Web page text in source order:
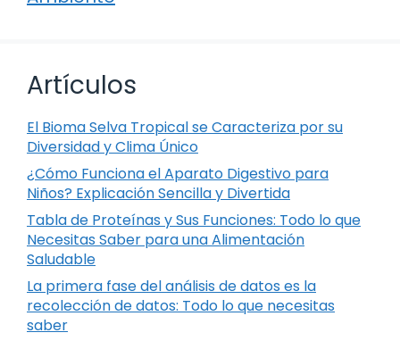
Artículos
El Bioma Selva Tropical se Caracteriza por su
Diversidad y Clima Único
¿Cómo Funciona el Aparato Digestivo para
Niños? Explicación Sencilla y Divertida
Tabla de Proteínas y Sus Funciones: Todo lo que
Necesitas Saber para una Alimentación
Saludable
La primera fase del análisis de datos es la
recolección de datos: Todo lo que necesitas
saber